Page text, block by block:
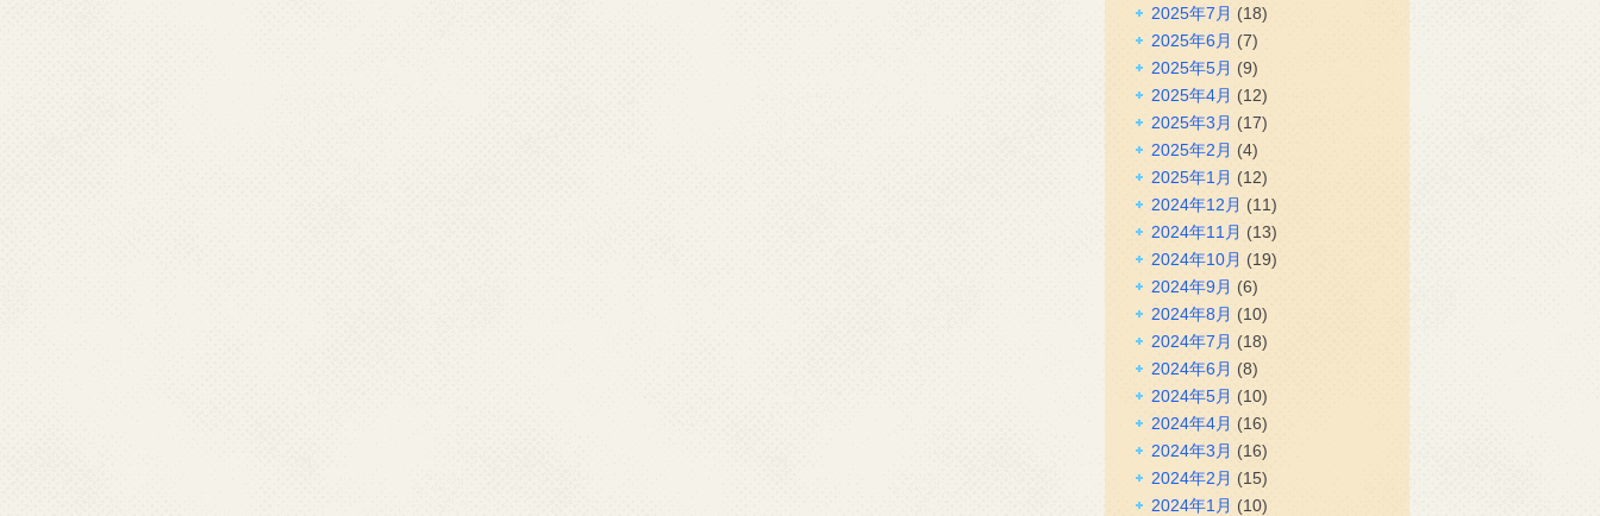
2025年7月 (18)
2025年6月 (7)
2025年5月 (9)
2025年4月 (12)
2025年3月 (17)
2025年2月 (4)
2025年1月 (12)
2024年12月 (11)
2024年11月 (13)
2024年10月 (19)
2024年9月 (6)
2024年8月 (10)
2024年7月 (18)
2024年6月 (8)
2024年5月 (10)
2024年4月 (16)
2024年3月 (16)
2024年2月 (15)
2024年1月 (10)